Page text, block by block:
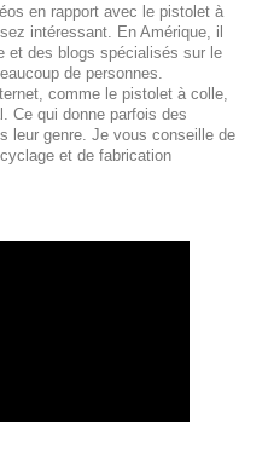
en rapport avec le pistolet à
intéressant. En Amérique, il
et des blogs spécialisés sur le
de personnes.
comme le pistolet à colle,
Ce qui donne parfois des
leur genre. Je vous conseille de
et de fabrication